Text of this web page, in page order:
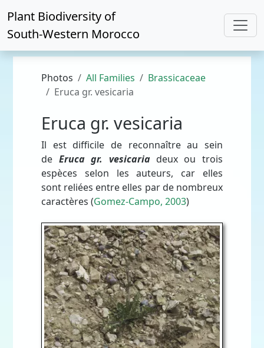
Plant Biodiversity of
South-Western Morocco
Photos All Families
Brassicaceae
Eruca gr. vesicaria
Eruca gr. vesicaria
Il est difficile de reconnaître au sein
de Eruca gr. vesicariadeux ou trois
espèces selon les auteurs, car elles
sont reliées entre elles par de nombreux
caractères (Gomez-Campo, 2003)